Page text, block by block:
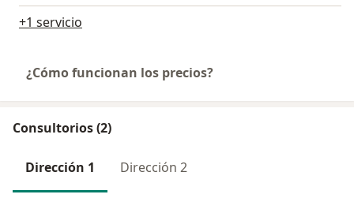
+1 servicio
¿Cómo funcionan los precios?
Consultorios (2)
Dirección 1 Dirección 2